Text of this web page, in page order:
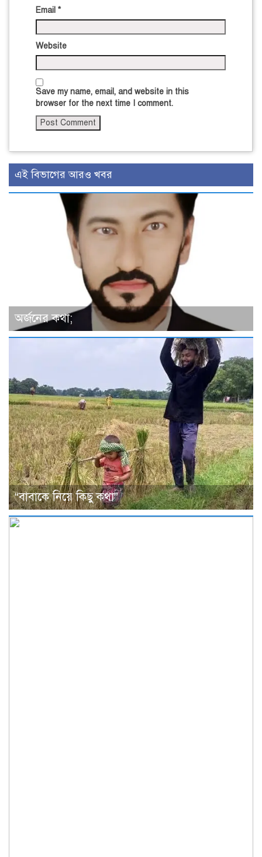
Email *
Website
Save my name, email, and website in this
browser for the next time I comment.
এই বিভাগের আরও খবর
অর্জনের কথা;
“বাবাকে নিয়ে কিছু কথা”